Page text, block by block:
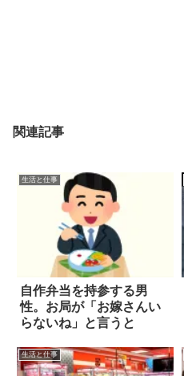
関連記事
生活と仕事
自作弁当を持参する男
性。お局が「お嫁さんい
らないね」と言うと
生活と仕事